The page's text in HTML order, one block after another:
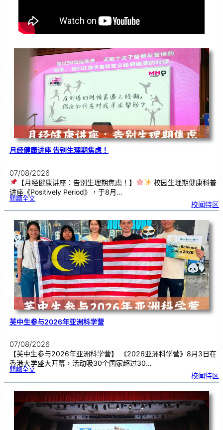
月经健康讲座 告别生理期焦虑！
07/08/2026
【月经健康讲座：告别生理期焦虑！】
校园生理期健康科普
讲座《Positively Period》，于8月…
閱讀全文:月
康
座
告
别
生
理
期
焦
虑
！
校闻特区
芙中生参与2026年亚洲科学营
07/08/2026
【芙中生参与2026年亚洲科学营】 《2026亚洲科学营》8月3日在
香港大学盛大开幕，活动吸30个国家超过30…
閱讀全文:芙
参
2
0
2
6
年
亚
洲科
校闻特区